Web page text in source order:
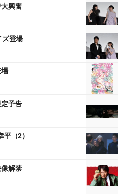
興奮
ズ登場
定予告
（2）
像解禁